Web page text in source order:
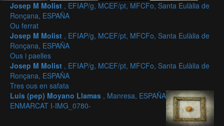
Josep M Molist , EFIAP/g, MCEF/pt, MFCFo, Santa Eulàlia de
Ronçana, ESPAÑA
Ou ferrat
Josep M Molist , EFIAP/g, MCEF/pt, MFCFo, Santa Eulàlia de
Ronçana, ESPAÑA
Ous i paelles
Josep M Molist , EFIAP/g, MCEF/pt, MFCFo, Santa Eulàlia de
Ronçana, ESPAÑA
Tres ous en safata
Luis (pep) Moyano Llamas , Manresa, ESPAÑA
ENMARCAT I-IMG_0780-